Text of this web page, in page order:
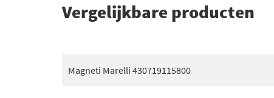
Vergelijkbare producten
Magneti Marelli 430719115800